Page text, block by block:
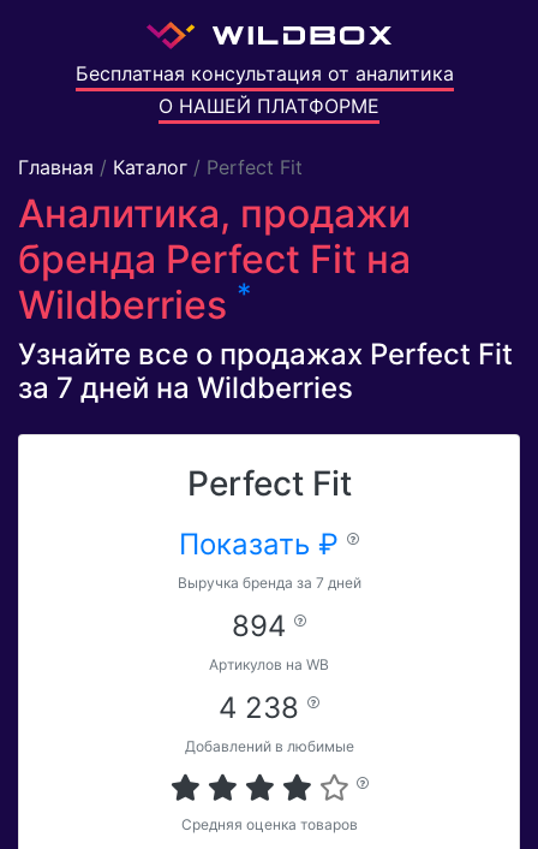
Бесплатная консультация от аналитика
О НАШЕЙ ПЛАТФОРМЕ
Главная / Каталог / Perfect Fit
Аналитика, продажи
бренда Perfect Fit на
Wildberries *
Узнайте все о продажах Perfect Fit
за 7 дней на Wildberries
Perfect Fit
Показать ₽
Выручка бренда за 7 дней
894
Артикулов на WB
4 238
Добавлений в любимые
Средняя оценка товаров